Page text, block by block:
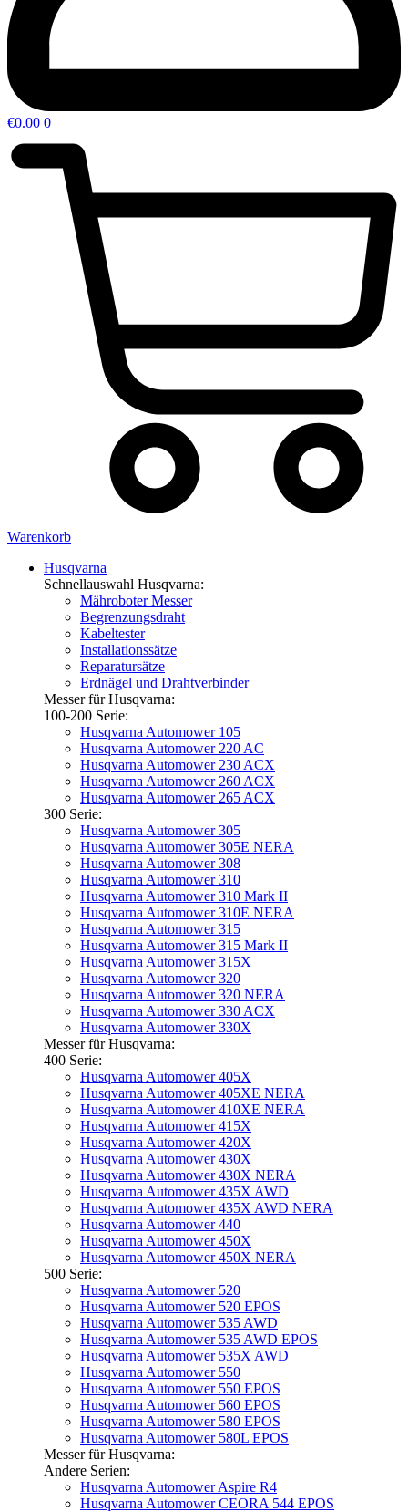
€0.00 0
Warenkorb
Husqvarna
Schnellauswahl Husqvarna:
Mähroboter Messer
Begrenzungsdraht
Kabeltester
Installationssätze
Reparatursätze
Erdnägel und Drahtverbinder
Messer für Husqvarna:
100-200 Serie:
Husqvarna Automower 105
Husqvarna Automower 220 AC
Husqvarna Automower 230 ACX
Husqvarna Automower 260 ACX
Husqvarna Automower 265 ACX
300 Serie:
Husqvarna Automower 305
Husqvarna Automower 305E NERA
Husqvarna Automower 308
Husqvarna Automower 310
Husqvarna Automower 310 Mark II
Husqvarna Automower 310E NERA
Husqvarna Automower 315
Husqvarna Automower 315 Mark II
Husqvarna Automower 315X
Husqvarna Automower 320
Husqvarna Automower 320 NERA
Husqvarna Automower 330 ACX
Husqvarna Automower 330X
Messer für Husqvarna:
400 Serie:
Husqvarna Automower 405X
Husqvarna Automower 405XE NERA
Husqvarna Automower 410XE NERA
Husqvarna Automower 415X
Husqvarna Automower 420X
Husqvarna Automower 430X
Husqvarna Automower 430X NERA
Husqvarna Automower 435X AWD
Husqvarna Automower 435X AWD NERA
Husqvarna Automower 440
Husqvarna Automower 450X
Husqvarna Automower 450X NERA
500 Serie:
Husqvarna Automower 520
Husqvarna Automower 520 EPOS
Husqvarna Automower 535 AWD
Husqvarna Automower 535 AWD EPOS
Husqvarna Automower 535X AWD
Husqvarna Automower 550
Husqvarna Automower 550 EPOS
Husqvarna Automower 560 EPOS
Husqvarna Automower 580 EPOS
Husqvarna Automower 580L EPOS
Messer für Husqvarna:
Andere Serien:
Husqvarna Automower Aspire R4
Husqvarna Automower CEORA 544 EPOS